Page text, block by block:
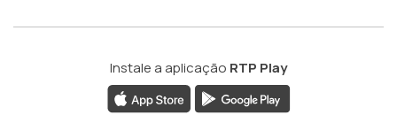
Instale a aplicação RTP Play